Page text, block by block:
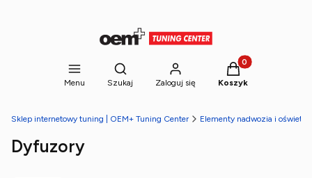
Menu
Otwórz wyszukiwarkę
Szukaj Zaloguj się
Produkty w
Koszyk
Sklep internetowy tuning | OEM+ Tuning Center Elementy nadwozia i
Dyfuzory